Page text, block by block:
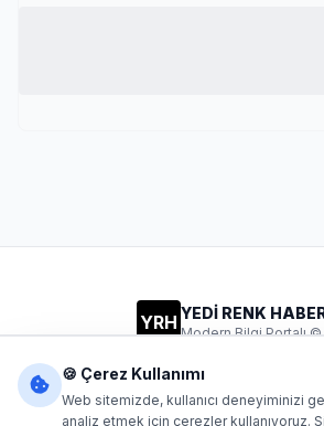
YRH YEDİ RENK
Modern Bilgi Portalı
🍪 Çerez Kullanımı
Web sitemizde, kullanıcı deneyiminizi
analiz etmek için çerezler kullanıyoruz.